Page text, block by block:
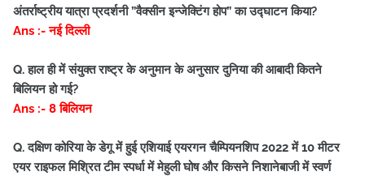
अंतर्राष्ट्रीय यात्रा प्रदर्शनी ”वैक्सीन इन्जेक्टिंग होप” का उद्घाटन किया?
Ans :- नई दिल्ली
Q. हाल ही में संयुक्त राष्ट्र के अनुमान के अनुसार दुनिया की आबादी कितने
बिलियन हो गई?
Ans :- 8 बिलियन
Q. दक्षिण कोरिया के डेगू में हुई एशियाई एयरगन चैम्पियनशिप 2022 में 10 मीटर
एयर राइफल मिश्रित टीम स्पर्धा में मेहुली घोष और किसने निशानेबाजी में स्वर्ण